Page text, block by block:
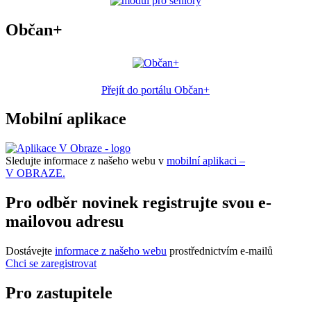
Občan+
Přejít do portálu Občan+
Mobilní aplikace
Sledujte informace z našeho webu v mobilní aplikaci –
V OBRAZE.
Pro odběr novinek registrujte svou e-
mailovou adresu
Dostávejte informace z našeho webu prostřednictvím e-mailů
Chci se zaregistrovat
Pro zastupitele